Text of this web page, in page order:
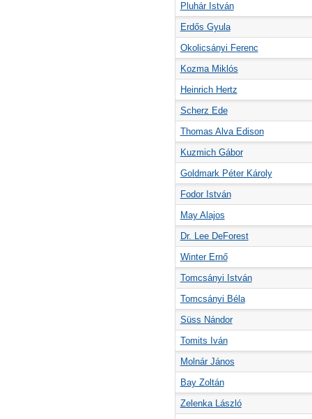
Pluhár István
Erdős Gyula
Okolicsányi Ferenc
Kozma Miklós
Heinrich Hertz
Scherz Ede
Thomas Alva Edison
Kuzmich Gábor
Goldmark Péter Károly
Fodor István
May Alajos
Dr. Lee DeForest
Winter Ernő
Tomcsányi István
Tomcsányi Béla
Süss Nándor
Tomits Iván
Molnár János
Bay Zoltán
Zelenka László